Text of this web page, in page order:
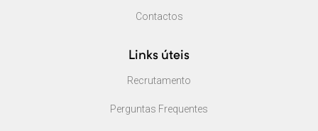
Contactos
Links úteis
Recrutamento
Perguntas Frequentes